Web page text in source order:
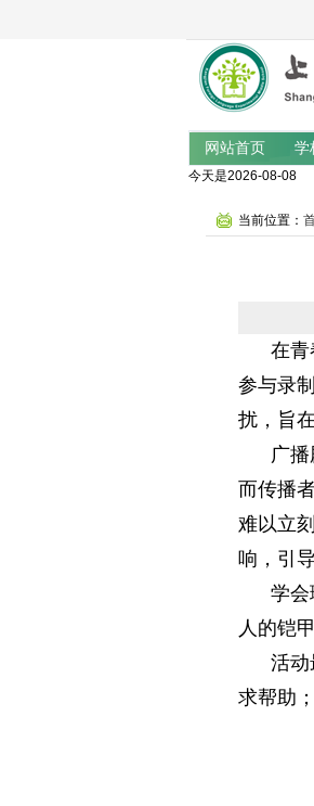
网站首页 学
今天是2026-08-08
当前位置：
在青春
参与录
扰，旨
广播剧
而传播
难以立
响，引
学会理
人的铠
活动最
求帮助